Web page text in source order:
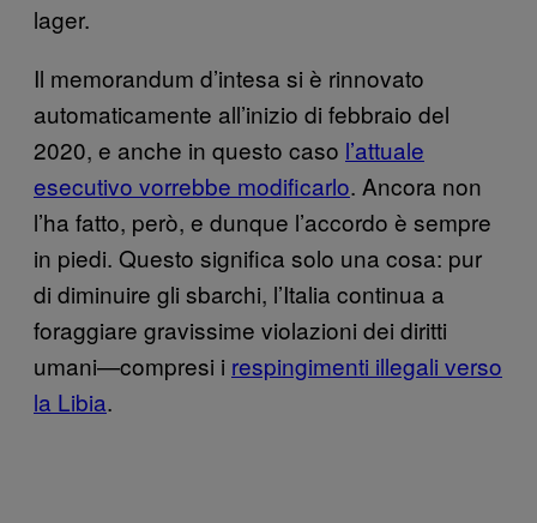
lager.
Il memorandum d’intesa si è rinnovato
automaticamente all’inizio di febbraio del
2020, e anche in questo caso l’attuale
esecutivo vorrebbe modificarlo. Ancora non
l’ha fatto, però, e dunque l’accordo è sempre
in piedi. Questo significa solo una cosa: pur
di diminuire gli sbarchi, l’Italia continua a
foraggiare gravissime violazioni dei diritti
umani—compresi i respingimenti illegali verso
la Libia.